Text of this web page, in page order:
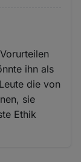
ihn als
die von
sie
Ethik